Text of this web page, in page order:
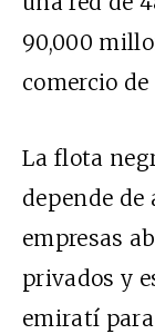
90,000
comercio
La flota
depende de
empresas
privados y
emiratí